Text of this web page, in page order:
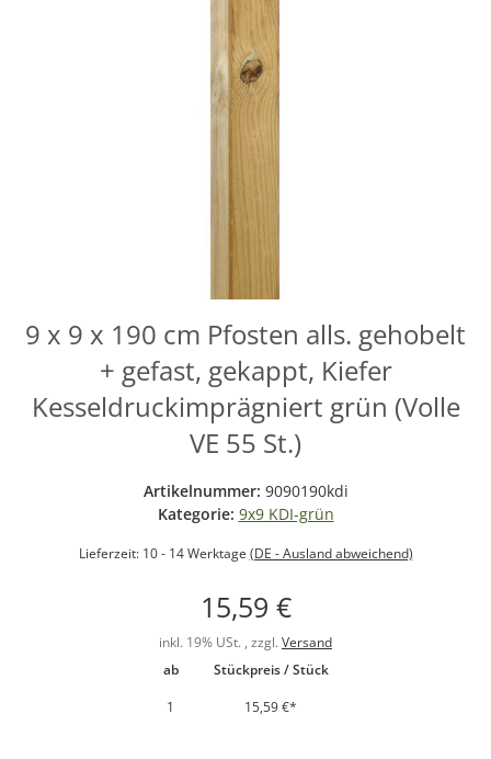
9 x 9 x 190 cm Pfosten alls. gehobelt
+ gefast, gekappt, Kiefer
Kesseldruckimprägniert grün (Volle
VE 55 St.)
Artikelnummer: 9090190kdi
Kategorie: 9x9 KDI-grün
Lieferzeit: 10 - 14 Werktage (DE - Ausland abweichend)
15,59 €
inkl. 19% USt. , zzgl. Versand
ab
Stückpreis / Stück
1
15,59 €*